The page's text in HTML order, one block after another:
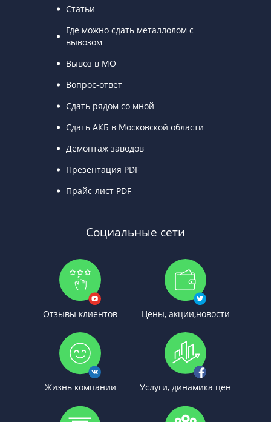
Статьи
Где можно сдать металлолом с
вывозом
Вывоз в МО
Вопрос-ответ
Сдать рядом со мной
Сдать АКБ в Московской области
Демонтаж заводов
Презентация PDF
Прайс-лист PDF
Социальные сети
Отзывы клиентов Цены, акции,новости
Жизнь компании Услуги, динамика цен